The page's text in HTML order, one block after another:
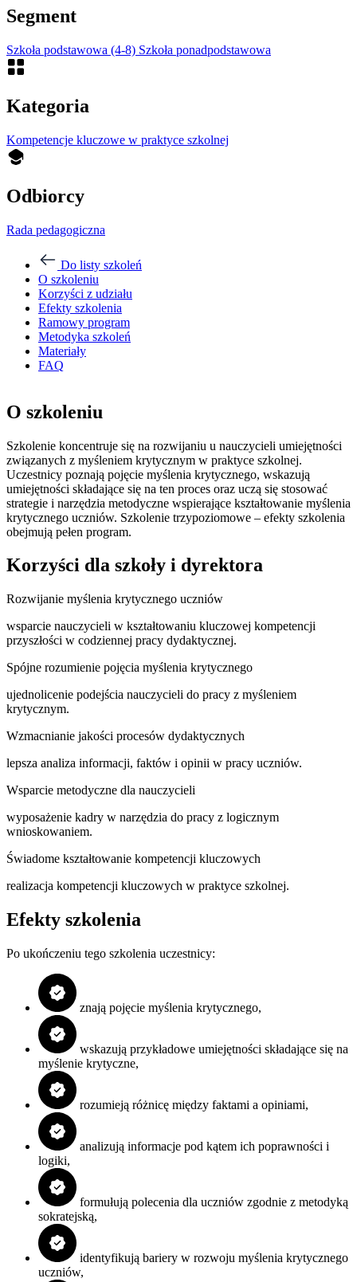
Segment
Szkoła podstawowa (4-8) Szkoła ponadpodstawowa
Kategoria
Kompetencje kluczowe w praktyce szkolnej
Odbiorcy
Rada pedagogiczna
Do listy szkoleń
O szkoleniu
Korzyści z udziału
Efekty szkolenia
Ramowy program
Metodyka szkoleń
Materiały
FAQ
O szkoleniu
Szkolenie koncentruje się na rozwijaniu u nauczycieli umiejętności
związanych z myśleniem krytycznym w praktyce szkolnej.
Uczestnicy poznają pojęcie myślenia krytycznego, wskazują
umiejętności składające się na ten proces oraz uczą się stosować
strategie i narzędzia metodyczne wspierające kształtowanie myślenia
krytycznego uczniów. Szkolenie trzypoziomowe – efekty szkolenia
obejmują pełen program.
Korzyści dla szkoły i dyrektora
Rozwijanie myślenia krytycznego uczniów
wsparcie nauczycieli w kształtowaniu kluczowej kompetencji
przyszłości w codziennej pracy dydaktycznej.
Spójne rozumienie pojęcia myślenia krytycznego
ujednolicenie podejścia nauczycieli do pracy z myśleniem
krytycznym.
Wzmacnianie jakości procesów dydaktycznych
lepsza analiza informacji, faktów i opinii w pracy uczniów.
Wsparcie metodyczne dla nauczycieli
wyposażenie kadry w narzędzia do pracy z logicznym
wnioskowaniem.
Świadome kształtowanie kompetencji kluczowych
realizacja kompetencji kluczowych w praktyce szkolnej.
Efekty szkolenia
Po ukończeniu tego szkolenia uczestnicy:
znają pojęcie myślenia krytycznego,
wskazują przykładowe umiejętności składające się na
myślenie krytyczne,
rozumieją różnicę między faktami a opiniami,
analizują informacje pod kątem ich poprawności i
logiki,
formułują polecenia dla uczniów zgodnie z metodyką
sokratejską,
identyfikują bariery w rozwoju myślenia krytycznego
uczniów,